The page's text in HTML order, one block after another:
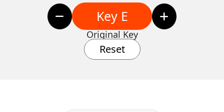
Key E
Original Key
Reset